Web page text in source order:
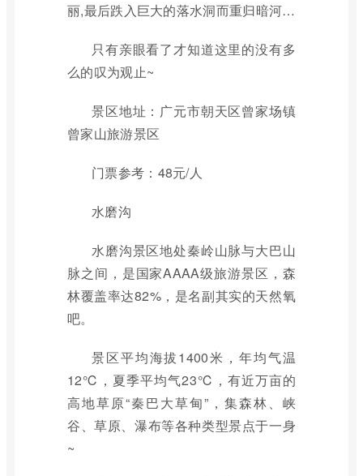
丽,最后跌入巨大的落水洞而重归暗河…
只有亲眼看了才知道这里的没有多
么的叹为观止~
景区地址：广元市朝天区曾家场镇
曾家山旅游景区
门票参考：48元/人
水磨沟
水磨沟景区地处秦岭山脉与大巴山
脉之间，是国家AAAA级旅游景区，森
林覆盖率达82%，是名副其实的天然氧
吧。
景区平均海拔1400米，年均气温
12℃，夏季平均气23℃，有近万亩的
高地草原“秦巴大草甸”，集森林、峡
谷、草原、瀑布等各种类型景点于一身
~